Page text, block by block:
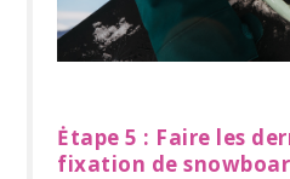
Ėtape 5 : Faire les
fixation de